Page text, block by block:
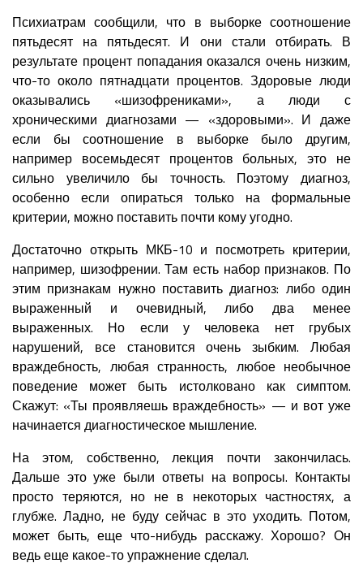
Психиатрам сообщили, что в выборке соотношение
пятьдесят на пятьдесят. И они стали отбирать. В
результате процент попадания оказался очень низким,
что-то около пятнадцати процентов. Здоровые люди
оказывались «шизофрениками», а люди с
хроническими диагнозами — «здоровыми». И даже
если бы соотношение в выборке было другим,
например восемьдесят процентов больных, это не
сильно увеличило бы точность. Поэтому диагноз,
особенно если опираться только на формальные
критерии, можно поставить почти кому угодно.
Достаточно открыть МКБ-10 и посмотреть критерии,
например, шизофрении. Там есть набор признаков. По
этим признакам нужно поставить диагноз: либо один
выраженный и очевидный, либо два менее
выраженных. Но если у человека нет грубых
нарушений, все становится очень зыбким. Любая
враждебность, любая странность, любое необычное
поведение может быть истолковано как симптом.
Скажут: «Ты проявляешь враждебность» — и вот уже
начинается диагностическое мышление.
На этом, собственно, лекция почти закончилась.
Дальше это уже были ответы на вопросы. Контакты
просто теряются, но не в некоторых частностях, а
глубже. Ладно, не буду сейчас в это уходить. Потом,
может быть, еще что-нибудь расскажу. Хорошо? Он
ведь еще какое-то упражнение сделал.